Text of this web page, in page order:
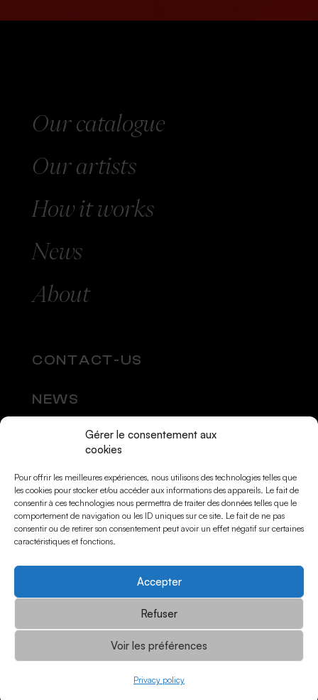
Gérer le consentement aux
cookies
Pour offrir les meilleures expériences, nous utilisons des technologies telles que
les cookies pour stocker et/ou accéder aux informations des appareils. Le fait de
consentir à ces technologies nous permettra de traiter des données telles que le
comportement de navigation ou les ID uniques sur ce site. Le fait de ne pas
consentir ou de retirer son consentement peut avoir un effet négatif sur certaines
caractéristiques et fonctions.
Accepter
Refuser
Voir les préférences
Privacy policy
Our catalogue
Ourartists
Howit works
News
About
CONTACT-US
NEWS
SOCIAL MEDIA
© Momarts 2026
Privacy policy